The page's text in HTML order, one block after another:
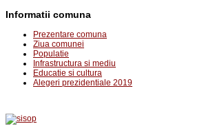
Informatii comuna
Prezentare comuna
Ziua comunei
Populatie
Infrastructura si mediu
Educatie si cultura
Alegeri prezidentiale 2019